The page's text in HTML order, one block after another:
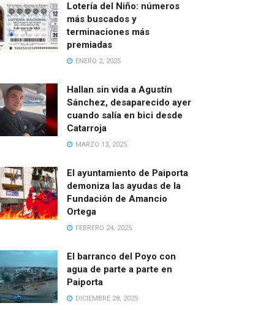
Lotería del Niño: números
más buscados y
terminaciones más
premiadas
ENERO 2, 2025
Hallan sin vida a Agustín
Sánchez, desaparecido ayer
cuando salía en bici desde
Catarroja
MARZO 13, 2025
El ayuntamiento de Paiporta
demoniza las ayudas de la
Fundación de Amancio
Ortega
FEBRERO 24, 2025
El barranco del Poyo con
agua de parte a parte en
Paiporta
DICIEMBRE 28, 2025